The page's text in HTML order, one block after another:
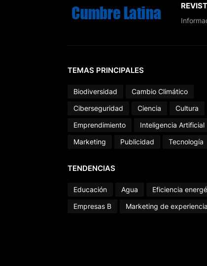
TEMAS PRINCIPALES
Biodiversidad
Cambio Climático
Ciberseguridad
Ciencia
Cultura
Emprendimiento
Inteligencia Artificial
Marketing
Publicidad Tecnología
TENDENCIAS
Educación Agua
Eficiencia
Empresas B
Marketing de